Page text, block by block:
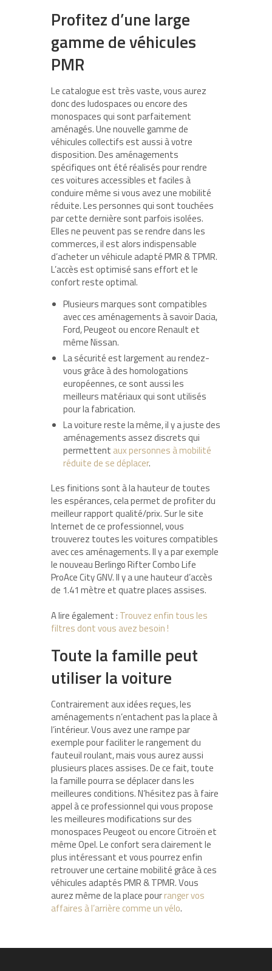
Profitez d’une large
gamme de véhicules
PMR
Le catalogue est très vaste, vous aurez
donc des ludospaces ou encore des
monospaces qui sont parfaitement
aménagés. Une nouvelle gamme de
véhicules collectifs est aussi à votre
disposition. Des aménagements
spécifiques ont été réalisés pour rendre
ces voitures accessibles et faciles à
conduire même si vous avez une mobilité
réduite. Les personnes qui sont touchées
par cette dernière sont parfois isolées.
Elles ne peuvent pas se rendre dans les
commerces, il est alors indispensable
d’acheter un véhicule adapté PMR & TPMR.
L’accès est optimisé sans effort et le
confort reste optimal.
Plusieurs marques sont compatibles
avec ces aménagements à savoir Dacia,
Ford, Peugeot ou encore Renault et
même Nissan.
La sécurité est largement au rendez-
vous grâce à des homologations
européennes, ce sont aussi les
meilleurs matériaux qui sont utilisés
pour la fabrication.
La voiture reste la même, il y a juste des
aménagements assez discrets qui
permettent aux personnes à mobilité
réduite de se déplacer.
Les finitions sont à la hauteur de toutes
les espérances, cela permet de profiter du
meilleur rapport qualité/prix. Sur le site
Internet de ce professionnel, vous
trouverez toutes les voitures compatibles
avec ces aménagements. Il y a par exemple
le nouveau Berlingo Rifter Combo Life
ProAce City GNV. Il y a une hauteur d’accès
de 1.41 mètre et quatre places assises.
A lire également : Trouvez enfin tous les
filtres dont vous avez besoin !
Toute la famille peut
utiliser la voiture
Contrairement aux idées reçues, les
aménagements n’entachent pas la place à
l’intérieur. Vous avez une rampe par
exemple pour faciliter le rangement du
fauteuil roulant, mais vous aurez aussi
plusieurs places assises. De ce fait, toute
la famille pourra se déplacer dans les
meilleures conditions. N’hésitez pas à faire
appel à ce professionnel qui vous propose
les meilleures modifications sur des
monospaces Peugeot ou encore Citroën et
même Opel. Le confort sera clairement le
plus intéressant et vous pourrez enfin
retrouver une certaine mobilité grâce à ces
véhicules adaptés PMR & TPMR. Vous
aurez même de la place pourranger vos
affaires à l’arrière comme un vélo.